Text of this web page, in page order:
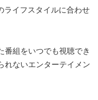
ライフスタイルに合わせ
番組をいつでも視聴でき
れないエンターテイメン